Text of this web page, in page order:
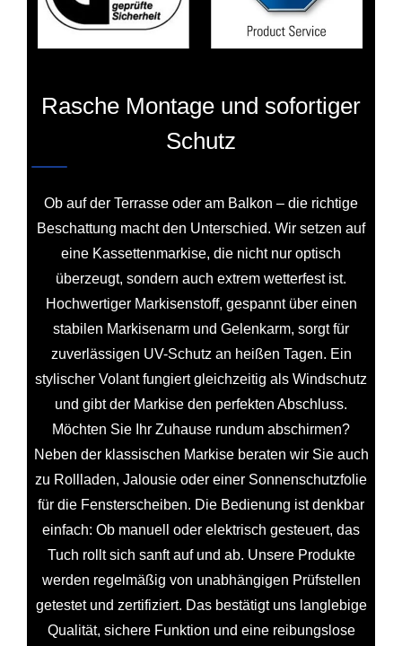
Rasche Montage und sofortiger
Schutz
Ob auf der Terrasse oder am Balkon – die richtige
Beschattung macht den Unterschied. Wir setzen auf
eine Kassettenmarkise, die nicht nur optisch
überzeugt, sondern auch extrem wetterfest ist.
Hochwertiger Markisenstoff, gespannt über einen
stabilen Markisenarm und Gelenkarm, sorgt für
zuverlässigen UV-Schutz an heißen Tagen. Ein
stylischer Volant fungiert gleichzeitig als Windschutz
und gibt der Markise den perfekten Abschluss.
Möchten Sie Ihr Zuhause rundum abschirmen?
Neben der klassischen Markise beraten wir Sie auch
zu Rollladen, Jalousie oder einer Sonnenschutzfolie
für die Fensterscheiben. Die Bedienung ist denkbar
einfach: Ob manuell oder elektrisch gesteuert, das
Tuch rollt sich sanft auf und ab. Unsere Produkte
werden regelmäßig von unabhängigen Prüfstellen
getestet und zertifiziert. Das bestätigt uns langlebige
Qualität, sichere Funktion und eine reibungslose